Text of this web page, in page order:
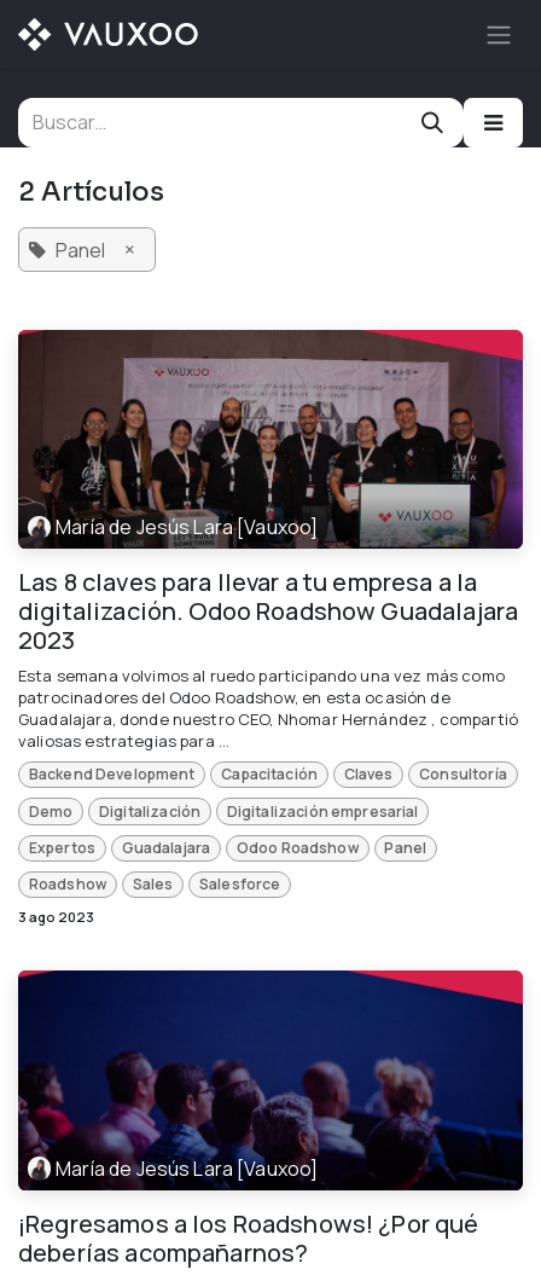
Ir al contenido
2 Artículos
Panel ×
María de Jesús Lara [Vauxoo]
Las 8 claves para llevar a tu empresa a la
digitalización. Odoo Roadshow Guadalajara
2023
Esta semana volvimos al ruedo participando una vez más como
patrocinadores del Odoo Roadshow, en esta ocasión de
Guadalajara, donde nuestro CEO, Nhomar Hernández , compartió
valiosas estrategias para ...
Backend Development Capacitación Claves
Consultoría
Demo
Digitalización
Digitalización empresarial
Expertos
Guadalajara Odoo Roadshow
Panel
Roadshow
Sales Salesforce
3 ago 2023
María de Jesús Lara [Vauxoo]
¡Regresamos a los Roadshows! ¿Por qué
deberías acompañarnos?